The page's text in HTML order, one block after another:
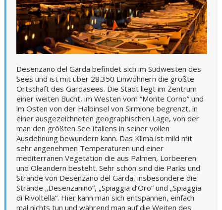
Desenzano del Garda befindet sich im Südwesten des
Sees und ist mit über 28.350 Einwohnern die größte
Ortschaft des Gardasees. Die Stadt liegt im Zentrum
einer weiten Bucht, im Westen vom “Monte Corno” und
im Osten von der Halbinsel von Sirmione begrenzt, in
einer ausgezeichneten geographischen Lage, von der
man den größten See Italiens in seiner vollen
Ausdehnung bewundern kann. Das Klima ist mild mit
sehr angenehmen Temperaturen und einer
mediterranen Vegetation die aus Palmen, Lorbeeren
und Oleandern besteht. Sehr schön sind die Parks und
Strände von Desenzano del Garda, insbesondere die
Strände „Desenzanino“, „Spiaggia d’Oro“ und „Spiaggia
di Rivoltella“. Hier kann man sich entspannen, einfach
mal nichts tun und während man auf die Weiten des